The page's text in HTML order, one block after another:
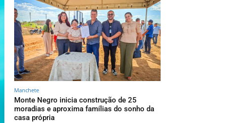
Manchete
Monte Negro inicia construção de 25
moradias e aproxima famílias do sonho da
casa própria